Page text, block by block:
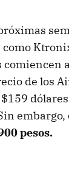
como
de los
embargo,
pesos.